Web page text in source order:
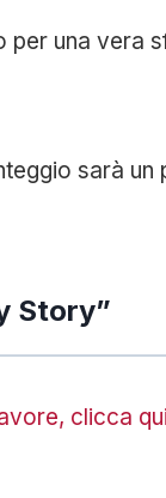
per una vera
sarà un
Story”
clicca